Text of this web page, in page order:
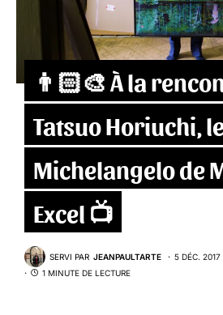
👨🏻‍🎨 À la
Tatsuo Horiuchi,
Michelangelo de
Excel 📺
SERVI PAR JEANPAULTARTE 5 DÉC. 2017
1 MINUTE DE LECTURE